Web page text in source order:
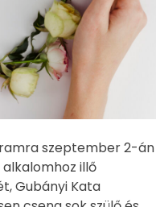
szeptember 2-án
alkalomhoz illő
Gubányi Kata